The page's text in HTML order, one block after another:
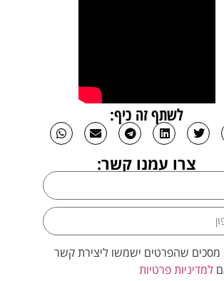
לשתף זה כיף:
צרו עמנו קשר:
מסכים שהפרטים ישמשו ליצירת קשר
למדיניות פרטיות